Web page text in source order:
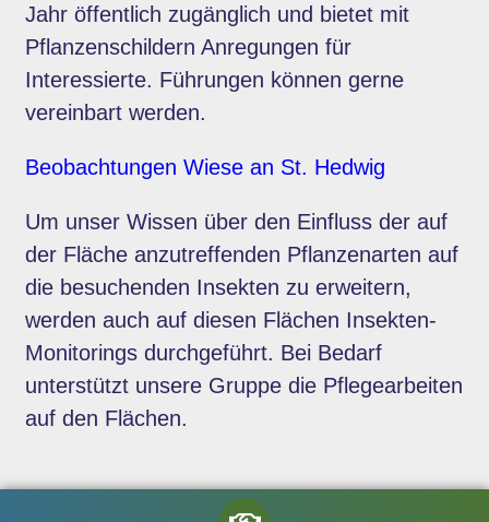
Jahr öffentlich zugänglich und bietet mit
Pflanzenschildern Anregungen für
Interessierte. Führungen können gerne
vereinbart werden.
Beobachtungen Wiese an St. Hedwig
Um unser Wissen über den Einfluss der auf
der Fläche anzutreffenden Pflanzenarten auf
die besuchenden Insekten zu erweitern,
werden auch auf diesen Flächen Insekten-
Monitorings durchgeführt. Bei Bedarf
unterstützt unsere Gruppe die Pflegearbeiten
auf den Flächen.